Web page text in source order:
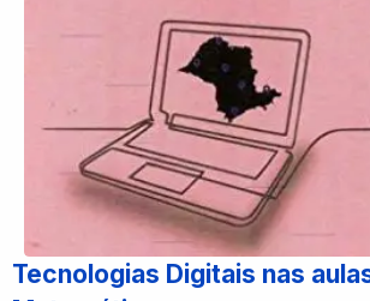
Tecnologias Digitais nas